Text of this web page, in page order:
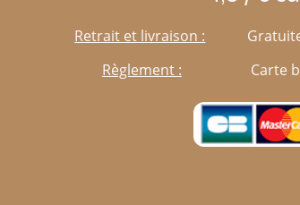
Retrait et livraison :
Règlement :
Carte